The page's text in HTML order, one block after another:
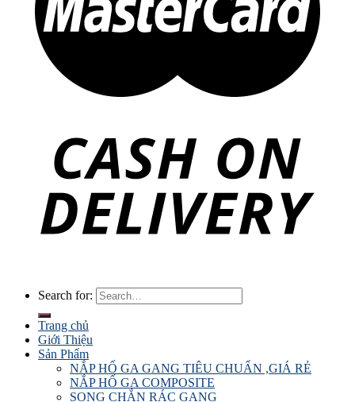
Search for:
Trang chủ
Giới Thiệu
Sản Phẩm
NẮP HỐ GA GANG TIÊU CHUẨN ,GIÁ RẺ
NẮP HỐ GA COMPOSITE
SONG CHẮN RÁC GANG